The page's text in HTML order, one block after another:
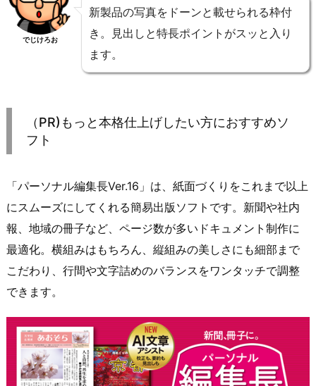
でじけろお
新製品の写真をドーンと載せられる枠付
き。見出しと特長ポイントがスッと入り
ます。
（PR)もっと本格仕上げしたい方におすすめソ
フト
「パーソナル編集長Ver.16」は、紙面づくりをこれまで以上
にスムーズにしてくれる簡易出版ソフトです。新聞や社内
報、地域の冊子など、ページ数が多いドキュメント制作に
最適化。横組みはもちろん、縦組みの美しさにも細部まで
こだわり、行間や文字詰めのバランスをワンタッチで調整
できます。